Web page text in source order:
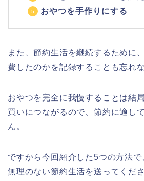
おやつを手作りにする
また、節約生活を継続するために
費したのかを記録することも忘れ
おやつを完全に我慢することは結
買いにつながるので、節約に適し
ん。
ですから今回紹介した5つの方法
無理のない節約生活を送ってくだ